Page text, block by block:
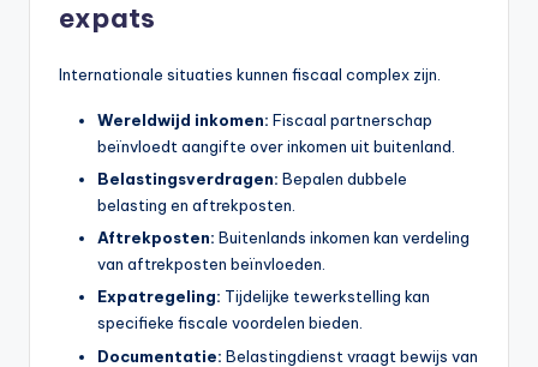
expats
Internationale situaties kunnen fiscaal complex zijn.
Wereldwijd inkomen: Fiscaal partnerschap
beïnvloedt aangifte over inkomen uit buitenland.
Belastingsverdragen: Bepalen dubbele
belasting en aftrekposten.
Aftrekposten: Buitenlands inkomen kan verdeling
van aftrekposten beïnvloeden.
Expatregeling: Tijdelijke tewerkstelling kan
specifieke fiscale voordelen bieden.
Documentatie: Belastingdienst vraagt bewijs van